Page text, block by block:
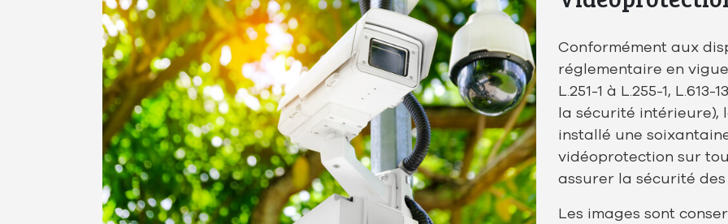
Conformément aux
réglementaire en
L.251-1 à L.255-1,
la sécurité intérieure),
installé une
vidéoprotection sur
assurer la sécurité
Les images sont